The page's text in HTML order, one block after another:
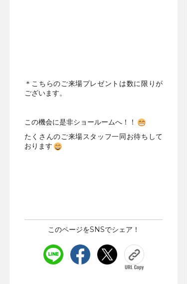
＊こちらのご来場プレゼントは数に限りが
ございます。
この機会に是非ショールームへ！！
たくさんのご来場スタッフ一同お待ちして
おります
このページをSNSでシェア！